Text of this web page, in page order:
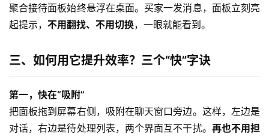
聚合接待面板始终悬浮在桌面。买家一发消息，面板立刻亮
起提示， 不用翻找、不用切换，一眼就能看到。
三、如何用它提升效率？三个“快”字诀
第一，快在“吸附”
把面板拖到屏幕右侧，吸附在聊天窗口旁边。这样，左边是
对话，右边是待处理列表，两个界面互不干扰。 再也不用担